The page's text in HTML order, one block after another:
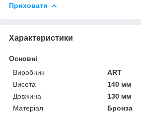
Приховати
Характеристики
Основні
Виробник
ART
Висота
140 мм
Довжина
130 мм
Матеріал
Бронза